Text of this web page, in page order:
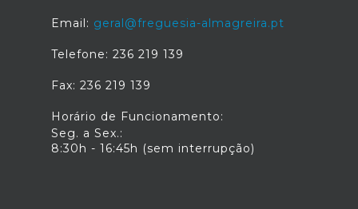
Email: geral@freguesia-almagreira.pt
Telefone: 236 219 139
Fax: 236 219 139
Horário de Funcionamento:
Seg. a Sex.:
8:30h - 16:45h (sem interrupção)